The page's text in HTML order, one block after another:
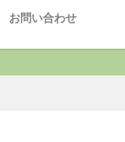
お問い合わせ